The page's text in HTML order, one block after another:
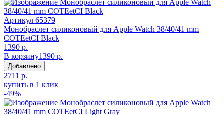
Артикул 65379
Монобраслет силиконовый для Apple Watch 38/40/41 mm
COTEetCI Black
1390 р.
В корзину1390 р.
Добавлено
2711 р.
купить в 1 клик
-49%